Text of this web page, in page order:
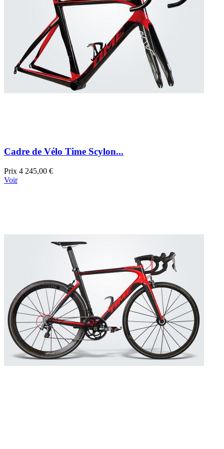
Cadre de Vélo Time Scylon...
Prix 4 245,00 €
Voir